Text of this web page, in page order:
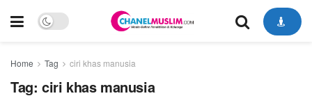
Home Tag ciri khas manusia
Tag: ciri khas manusia